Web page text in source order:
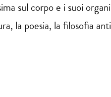
sul corpo e i suoi
la poesia, la filosofia